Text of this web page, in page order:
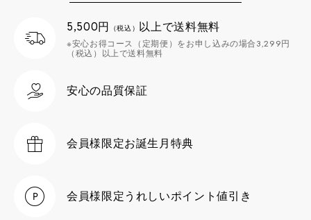
5,500円 （税込） 以上で送料無料
※安心お得コース（定期便）をお申し込みの場合3,299円
（税込）以上で送料無料
安心の品質保証
会員様限定お誕生月特典
会員様限定うれしいポイント値引き